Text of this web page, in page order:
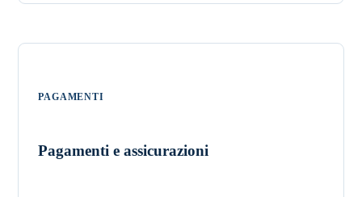
PAGAMENTI
Pagamenti e assicurazioni